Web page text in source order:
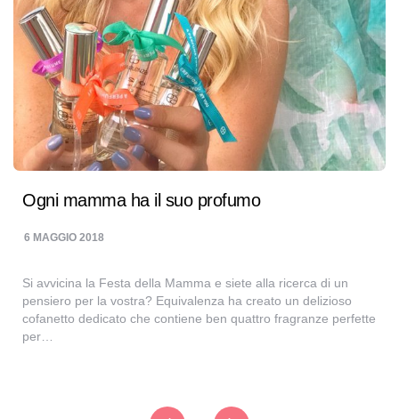
Ogni mamma ha il suo profumo
6 MAGGIO 2018
Si avvicina la Festa della Mamma e siete alla ricerca di un
pensiero per la vostra? Equivalenza ha creato un delizioso
cofanetto dedicato che contiene ben quattro fragranze perfette
per…
Navigazione